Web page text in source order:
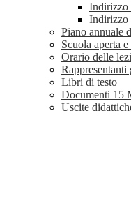
Indirizzo
Indirizzo
Piano annuale
Scuola aperta
Orario delle
Libri di testo
Documenti 15
Uscite